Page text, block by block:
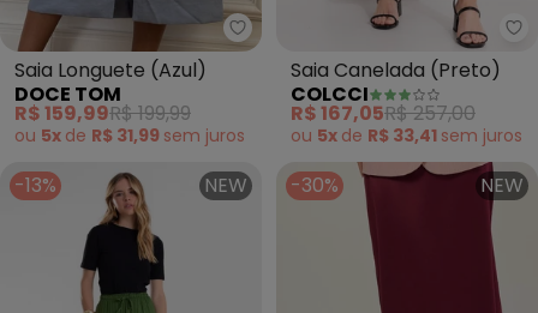
Doce Tom - Saia Longuete
Saia Longuete (Azul)
DOCE TOM
R$ 159,99R$ 199,99
ou 5x de R$ 31,99 sem juros
Saia Canelada (Preto)
COLCCI
R$ 167,05R$ 257,00
ou 5x de R$ 33,41 sem juros
-13% NEW -30% NEW